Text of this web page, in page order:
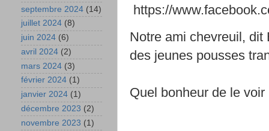
https://
Notre ami chevreuil, dit
des jeunes pousses
Quel bonheur de le
septembre 2024 (14)
juillet 2024 (8)
juin 2024 (6)
avril 2024 (2)
mars 2024 (3)
février 2024 (1)
janvier 2024 (1)
décembre 2023 (2)
novembre 2023 (1)